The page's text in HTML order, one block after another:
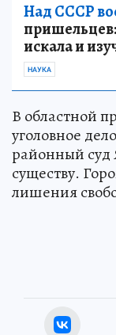
Над СССР
пришельцев:
искала и
НАУКА
В областной
уголовное
районный суд
существу.
лишения